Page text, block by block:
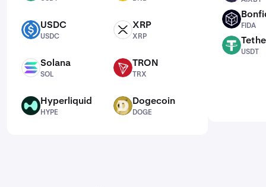
USDC USDC
USDC
XRP XRP
XRP
SOL Solana
SOL
TRX TRON
TRX
HYPE Hyperliquid
HYPE
DOGE Dogecoin
DOGE
FIDA
FIDA
USDT
USDT